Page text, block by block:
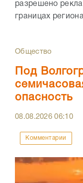
разрешено
границах
Общество
Под
опасность
08.08.202606:10
Комментарии